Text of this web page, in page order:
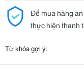
Để mua hàng
thực hiện thanh
Từ khóa gợi ý: